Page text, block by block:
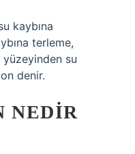
kaybına
terleme,
su
denir.
NEDIR